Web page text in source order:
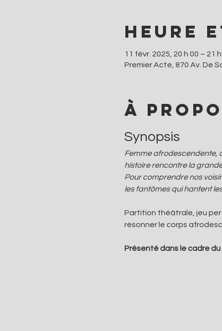
Heure
11 févr. 2025, 20 h 00 – 21
Premier Acte, 870 Av. De
À
Synopsis
Femme afrodescendente,
histoire rencontre la
Pour comprendre nos
les fantômes qui hantent
Partition théâtrale, jeu
résonner le corps
Présenté dans le cadre du